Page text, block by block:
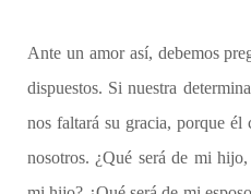
Ante un amor así, debemos
dispuestos. Si nuestra
nos faltará su gracia, porque él
nosotros. ¿Qué será de mi